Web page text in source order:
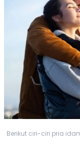
Berikut ciri-ciri pria